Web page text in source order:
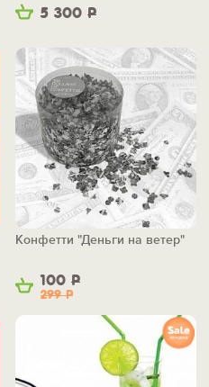
5 300 Р
100 Р
299Р
Конфетти "Деньги на ветер"